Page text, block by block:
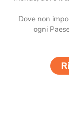
Dove non
ogni